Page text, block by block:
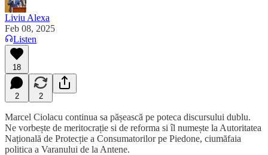
Liviu Alexa
Feb 08, 2025
Listen
18
2 2
Marcel Ciolacu continua sa pășească pe poteca discursului dublu.
Ne vorbește de meritocrație si de reforma si îl numește la Autoritatea
Națională de Protecție a Consumatorilor pe Piedone, ciumăfaia
politica a Varanului de la Antene.